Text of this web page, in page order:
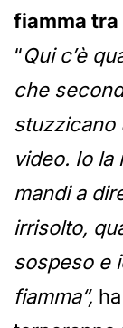
fiamma tra
“Qui c’è
che
stuzzicano
video. Io la
mandi a
irrisolto,
sospeso e
fiamma“,